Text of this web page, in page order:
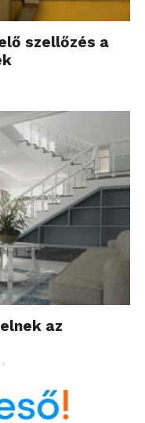
szellőzés a
az